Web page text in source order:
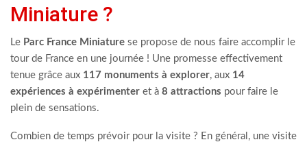
Miniature ?
Le Parc France Miniature se propose de nous faire accomplir le
tour de France en une journée ! Une promesse effectivement
tenue grâce aux 117 monuments à explorer, aux 14
expériences à expérimenter et à 8 attractions pour faire le
plein de sensations.
Combien de temps prévoir pour la visite ? En général, une visite